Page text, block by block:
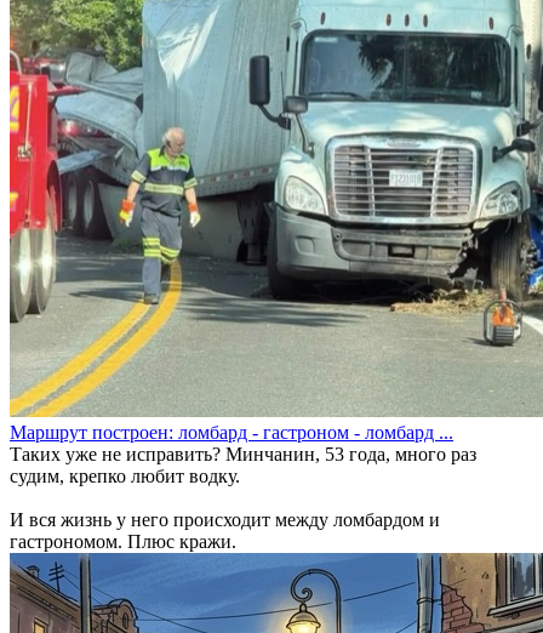
Маршрут построен: ломбард - гастроном - ломбард ...
Таких уже не исправить? Минчанин, 53 года, много раз
судим, крепко любит водку.
И вся жизнь у него происходит между ломбардом и
гастрономом. Плюс кражи.